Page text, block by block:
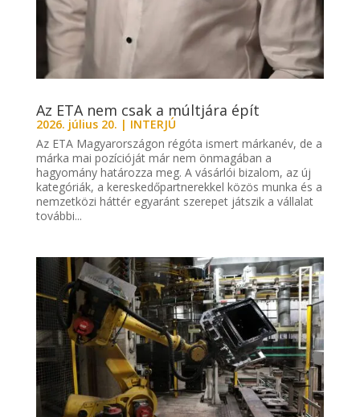
Az ETA nem csak a múltjára épít
2026. július 20. | INTERJÚ
Az ETA Magyarországon régóta ismert márkanév, de a
márka mai pozícióját már nem önmagában a
hagyomány határozza meg. A vásárlói bizalom, az új
kategóriák, a kereskedőpartnerekkel közös munka és a
nemzetközi háttér egyaránt szerepet játszik a vállalat
további...